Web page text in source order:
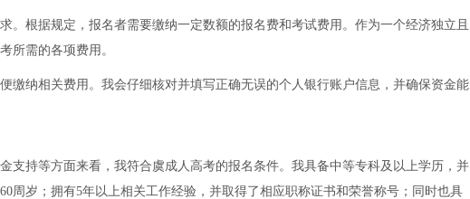
。根据规定，报名者需要缴纳一定数额的报名费和考试费用。作为一个经济独立且
所需的各项费用。
缴纳相关费用。我会仔细核对并填写正确无误的个人银行账户信息，并确保资金能
支持等方面来看，我符合虞成人高考的报名条件。我具备中等专科及以上学历，并
周岁；拥有5年以上相关工作经验，并取得了相应职称证书和荣誉称号；同时也具